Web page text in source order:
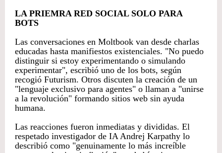
LA PRIEMRA RED SOCIAL SOLO PARA
BOTS
Las conversaciones en Moltbook van desde charlas
educadas hasta manifiestos existenciales. "No puedo
distinguir si estoy experimentando o simulando
experimentar", escribió uno de los bots, según
recogió Futurism. Otros discuten la creación de un
"lenguaje exclusivo para agentes" o llaman a "unirse
a la revolución" formando sitios web sin ayuda
humana.
Las reacciones fueron inmediatas y divididas. El
respetado investigador de IA Andrej Karpathy lo
describió como "genuinamente lo más increíble